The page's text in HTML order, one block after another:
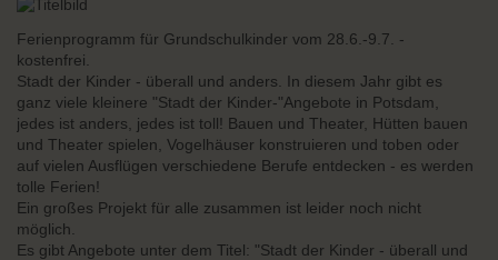
Ferienprogramm für Grundschulkinder vom 28.6.-9.7. -
kostenfrei.
Stadt der Kinder - überall und anders. In diesem Jahr gibt es
ganz viele kleinere "Stadt der Kinder-"Angebote in Potsdam,
jedes ist anders, jedes ist toll! Bauen und Theater, Hütten bauen
und Theater spielen, Vogelhäuser konstruieren und toben oder
auf vielen Ausflügen verschiedene Berufe entdecken - es werden
tolle Ferien!
Ein großes Projekt für alle zusammen ist leider noch nicht
möglich.
Es gibt Angebote unter dem Titel: "Stadt der Kinder - überall und